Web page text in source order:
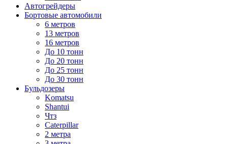
Автогрейдеры
Бортовые автомобили
6 метров
13 метров
16 метров
До 10 тонн
До 20 тонн
До 25 тонн
До 30 тонн
Бульдозеры
Komatsu
Shantui
Чтз
Caterpillar
2 метра